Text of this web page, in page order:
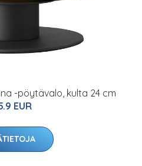
-pöytävalo, kulta 24 cm
EUR